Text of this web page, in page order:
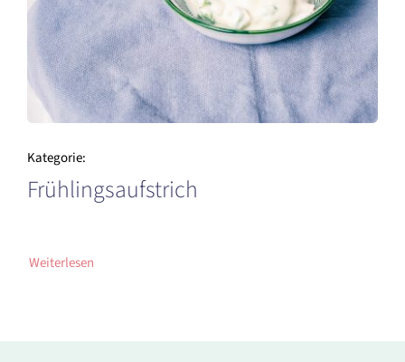
Kategorie:
Frühlingsaufstrich
Weiterlesen